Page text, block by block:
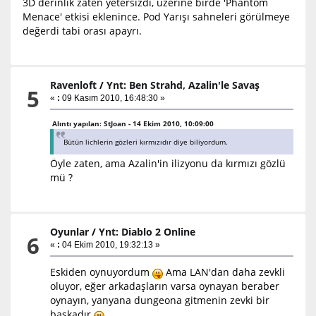
Menace' etkisi eklenince. Pod Yarışı sahneleri görülmeye
değerdi tabi orası apayrı.
5 Ravenloft /Ynt: Ben Strahd, Azalin'le Savaş
« : 09 Kasım 2010, 16:48:30 »
Alıntı yapılan: StJoan - 14 Ekim 2010, 10:09:00
Bütün lichlerin gözleri kırmızıdır diye biliyordum.
Öyle zaten, ama Azalin'in ilizyonu da kırmızı gözlü
mü ?
6 Oyunlar /Ynt: Diablo 2 Online
« : 04 Ekim 2010, 19:32:13 »
Eskiden oynuyordum
Ama LAN'dan daha zevkli
oluyor, eğer arkadaşların varsa oynayan beraber
oynayın, yanyana dungeona gitmenin zevki bir